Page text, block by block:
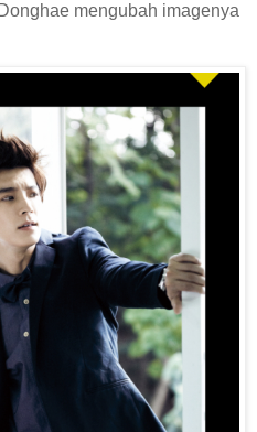
mengubah imagenya